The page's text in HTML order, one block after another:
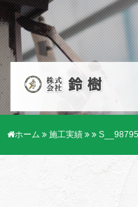
ホーム 施工実績